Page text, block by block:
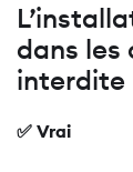
dans les
interdite
✅ Vrai